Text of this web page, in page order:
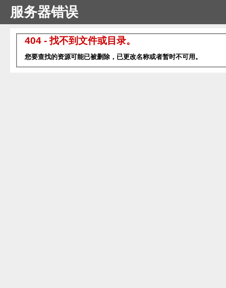
服务器错误
404 - 找不到文件或目录。
您要查找的资源可能已被删除，已更改名称或者暂时不可用。